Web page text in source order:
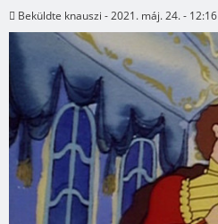
Beküldte knauszi - 2021. máj. 24. - 12:16